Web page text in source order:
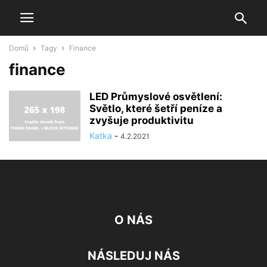
Domů Tagy Finance
finance
LED Průmyslové osvětlení:
Světlo, které šetří peníze a
zvyšuje produktivitu
Katka - 4.2.2021
O NÁS
NÁSLEDUJ NÁS